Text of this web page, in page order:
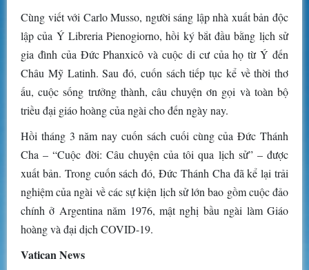
Cùng viết với Carlo Musso, người sáng lập nhà xuất bản độc
lập của Ý Libreria Pienogiorno, hồi ký bắt đầu bằng lịch sử
gia đình của Đức Phanxicô và cuộc di cư của họ từ Ý đến
Châu Mỹ Latinh. Sau đó, cuốn sách tiếp tục kể về thời thơ
ấu, cuộc sống trưởng thành, câu chuyện ơn gọi và toàn bộ
triều đại giáo hoàng của ngài cho đến ngày nay.
Hồi tháng 3 năm nay cuốn sách cuối cùng của Đức Thánh
Cha – “Cuộc đời: Câu chuyện của tôi qua lịch sử” – được
xuất bản. Trong cuốn sách đó, Đức Thánh Cha đã kể lại trải
nghiệm của ngài về các sự kiện lịch sử lớn bao gồm cuộc đảo
chính ở Argentina năm 1976, mật nghị bầu ngài làm Giáo
hoàng và đại dịch COVID-19.
Vatican News